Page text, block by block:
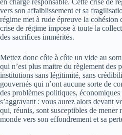
en charge responsable. Cette crise de
vers son affaiblissement et sa
régime met à rude épreuve la cohésion
crise de régime impose à toute la
des sacrifices immérités.
Mettez donc côte à côte un vide au
qui n’est plus maitre du règlement des
institutions sans légitimité, sans
gouvernés qui n’ont aucune sorte de
des problèmes politiques,
s’aggravant : vous aurez alors devant
qui, réunis, sont susceptibles de mener
monde vers son effondrement et sa